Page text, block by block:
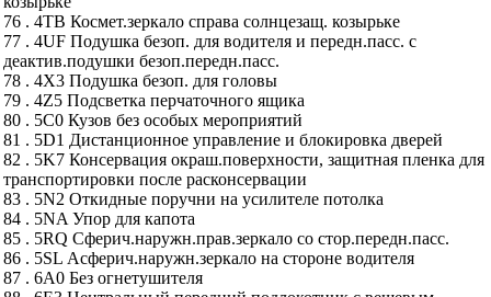
76 . 4TB Космет.зеркало справа солнцезащ. козырьке
77 . 4UF Подушка безоп. для водителя и передн.пасс. с
деактив.подушки безоп.передн.пасс.
78 . 4X3 Подушка безоп. для головы
79 . 4Z5 Подсветка перчаточного ящика
80 . 5C0 Кузов без особых мероприятий
81 . 5D1 Дистанционное управление и блокировка дверей
82 . 5K7 Консервация окраш.поверхности, защитная пленка для
транспортировки после расконсервации
83 . 5N2 Откидные поручни на усилителе потолка
84 . 5NA Упор для капота
85 . 5RQ Сферич.наружн.прав.зеркало со стор.передн.пасс.
86 . 5SL Асферич.наружн.зеркало на стороне водителя
87 . 6A0 Без огнетушителя